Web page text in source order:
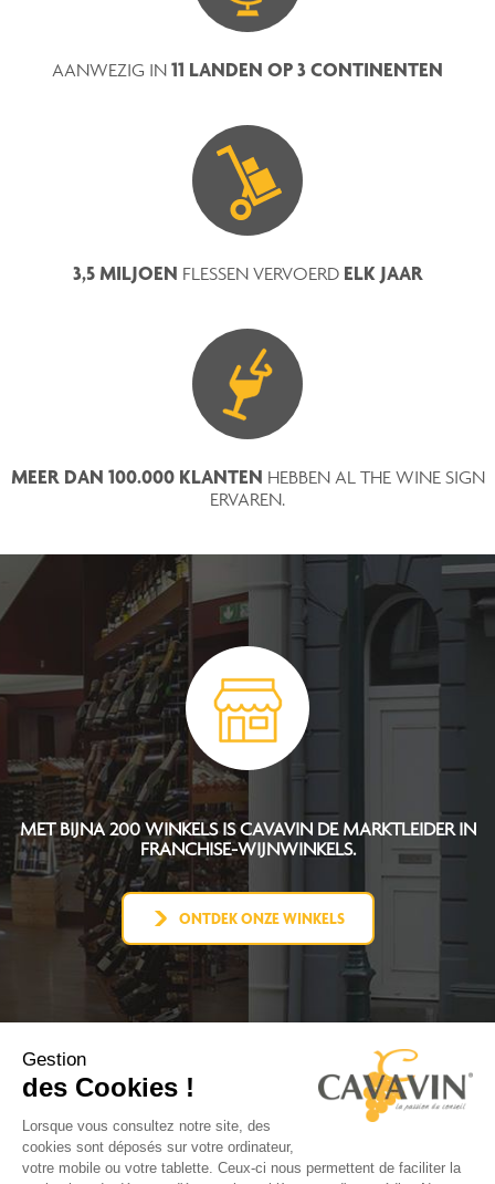
AANWEZIG IN 11 LANDEN OP 3 CONTINENTEN​
3,5 MILJOEN FLESSEN VERVOERDELK JAAR
MEER DAN 100.000 KLANTEN HEBBEN AL THE WINE SIGN
ERVAREN.
MET BIJNA 200 WINKELS IS CAVAVIN DE MARKTLEIDER IN
FRANCHISE-WIJNWINKELS.
ONTDEK ONZE WINKELS
CAVAVIN CONCEPT
WORD FRANCHISENEMER
NEWS
CONTACT
FACEBOOK
Gestion
des Cookies !
Lorsque vous consultez notre site, des
cookies sont déposés sur votre ordinateur,
votre mobile ou votre tablette. Ceux-ci nous permettent de faciliter la